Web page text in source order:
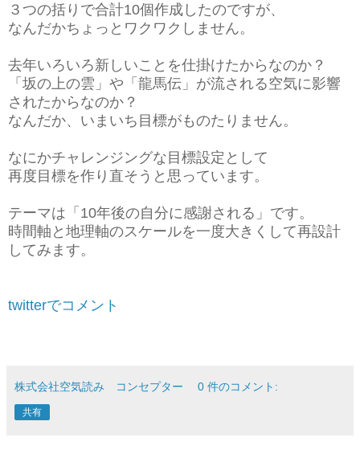
３つの括りで合計10個作成したのですが、
なんだかちょっとワクワクしません。
去年いろいろ新しいことを仕掛けたからなのか？
「坂の上の雲」や「龍馬伝」が流される空気に影響
されたからなのか？
なんだか、いまいち目標がものたりません。
なにかチャレンジングな目標設定として
再度目標を作り直そうと思っています。
テーマは「10年後の自分に感謝される」です。
時間軸と地理軸のスケールを一度大きくして再設計
してみます。
twitterでコメント
株式会社空気読み コンセプター 0 件のコメント:
共有